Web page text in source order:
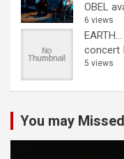
OBEL
6 views
concert
5 views
You may Missed